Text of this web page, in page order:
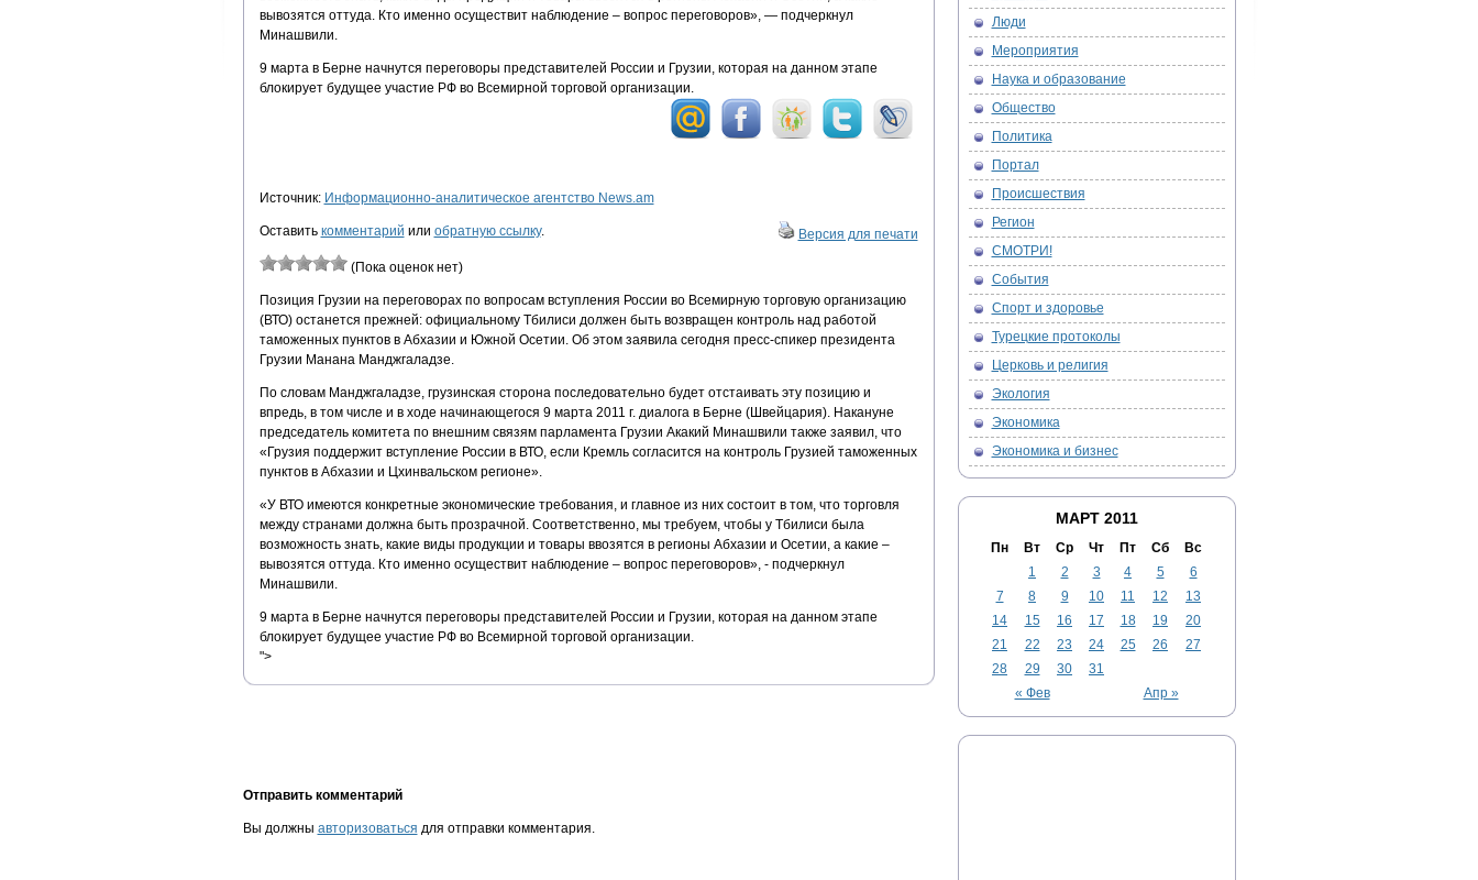
вывозятся оттуда. Кто именно осуществит наблюдение – вопрос переговоров», — подчеркнул
Минашвили.
9 марта в Берне начнутся переговоры представителей России и Грузии, которая на данном этапе
блокирует будущее участие РФ во Всемирной торговой организации.
Источник: Информационно-аналитическое агентство News.am
Оставить комментарий или обратную ссылку. Версия для печати
(Пока оценок нет)
Позиция Грузии на переговорах по вопросам вступления России во Всемирную торговую организацию
(ВТО) останется прежней: официальному Тбилиси должен быть возвращен контроль над работой
таможенных пунктов в Абхазии и Южной Осетии. Об этом заявила сегодня пресс-спикер президента
Грузии Манана Манджгаладзе.
По словам Манджгаладзе, грузинская сторона последовательно будет отстаивать эту позицию и
впредь, в том числе и в ходе начинающегося 9 марта 2011 г. диалога в Берне (Швейцария). Накануне
председатель комитета по внешним связям парламента Грузии Акакий Минашвили также заявил, что
«Грузия поддержит вступление России в ВТО, если Кремль согласится на контроль Грузией таможенных
пунктов в Абхазии и Цхинвальском регионе».
«У ВТО имеются конкретные экономические требования, и главное из них состоит в том, что торговля
между странами должна быть прозрачной. Соответственно, мы требуем, чтобы у Тбилиси была
возможность знать, какие виды продукции и товары ввозятся в регионы Абхазии и Осетии, а какие –
вывозятся оттуда. Кто именно осуществит наблюдение – вопрос переговоров», - подчеркнул
Минашвили.
9 марта в Берне начнутся переговоры представителей России и Грузии, которая на данном этапе
блокирует будущее участие РФ во Всемирной торговой организации.
">
Отправить комментарий
Вы должны авторизоваться для отправки комментария.
Люди
Мероприятия
Наука и образование
Общество
Политика
Портал
Происшествия
Регион
СМОТРИ!
События
Спорт и здоровье
Турецкие протоколы
Церковь и религия
Экология
Экономика
Экономика и бизнес
МАРТ 2011
Пн Вт Ср Чт Пт Сб Вс
« Фев Апр »
1 2 3 4 5
6
7
8 9 10 11 12
13
14
15 16 17 18 19
20
21
22 23 24 25 26
27
28
29 30 31